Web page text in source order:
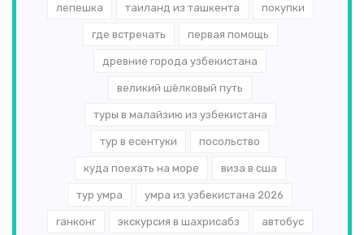
лепешка таиланд из ташкента покупки
где встречать первая помощь
древние города узбекистана
великий шёлковый путь
туры в малайзию из узбекистана
тур в есентуки посольство
куда поехать на море виза в сша
тур умра умра из узбекистана 2026
ганконг экскурсия в шахрисабз автобус